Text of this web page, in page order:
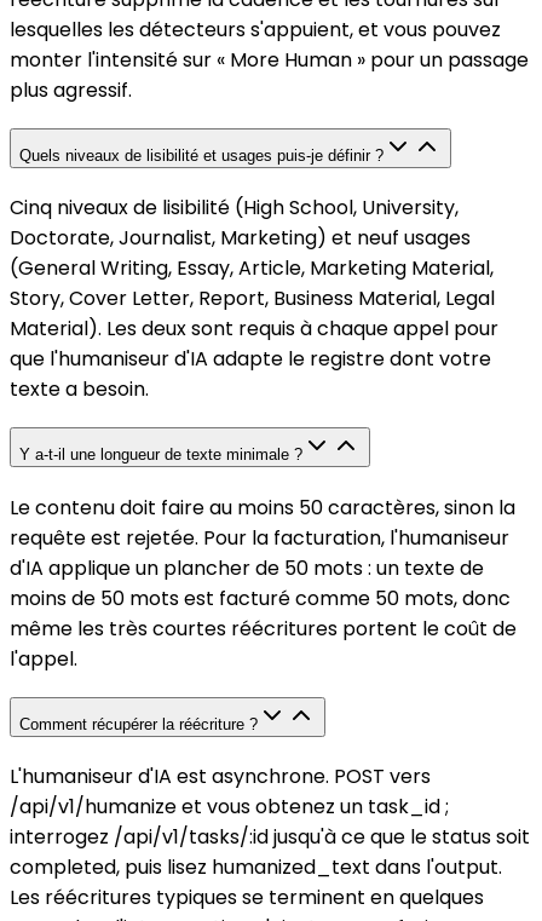
lesquelles les détecteurs s'appuient, et vous pouvez
monter l'intensité sur « More Human » pour un passage
plus agressif.
Quels niveaux de lisibilité et usages puis-je définir ?
Cinq niveaux de lisibilité (High School, University,
Doctorate, Journalist, Marketing) et neuf usages
(General Writing, Essay, Article, Marketing Material,
Story, Cover Letter, Report, Business Material, Legal
Material). Les deux sont requis à chaque appel pour
que l'humaniseur d'IA adapte le registre dont votre
texte a besoin.
Y a-t-il une longueur de texte minimale ?
Le contenu doit faire au moins 50 caractères, sinon la
requête est rejetée. Pour la facturation, l'humaniseur
d'IA applique un plancher de 50 mots : un texte de
moins de 50 mots est facturé comme 50 mots, donc
même les très courtes réécritures portent le coût de
l'appel.
Comment récupérer la réécriture ?
L'humaniseur d'IA est asynchrone. POST vers
/api/v1/humanize et vous obtenez un task_id ;
interrogez /api/v1/tasks/:id jusqu'à ce que le status soit
completed, puis lisez humanized_text dans l'output.
Les réécritures typiques se terminent en quelques